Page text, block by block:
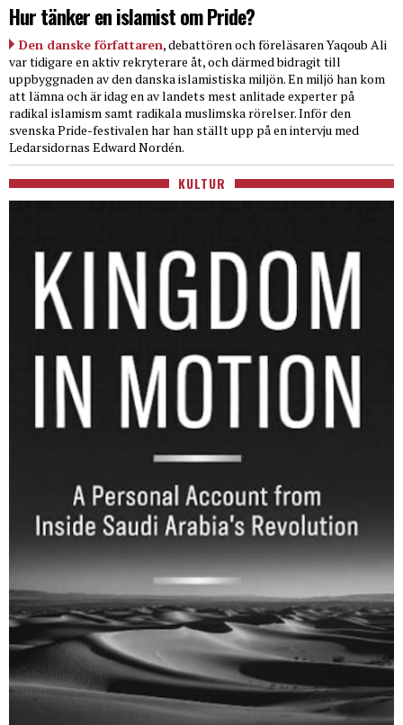
Hur tänker en islamist om Pride?
Den danske författaren, debattören och föreläsaren Yaqoub Ali
var tidigare en aktiv rekryterare åt, och därmed bidragit till
uppbyggnaden av den danska islamistiska miljön. En miljö han kom
att lämna och är idag en av landets mest anlitade experter på
radikal islamism samt radikala muslimska rörelser. Inför den
svenska Pride-festivalen har han ställt upp på en intervju med
Ledarsidornas Edward Nordén.
KULTUR